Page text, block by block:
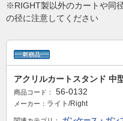
※RIGHT製以外のカートや同
の径に注意してください
アクリルカートスタンド 中
商品コード： 56-0132
メーカー： ライト/Right